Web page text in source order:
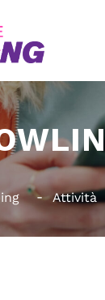
Attività